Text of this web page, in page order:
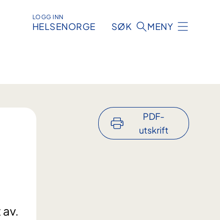
LOGG INN
HELSENORGE SØK MENY
PDF-
utskrift